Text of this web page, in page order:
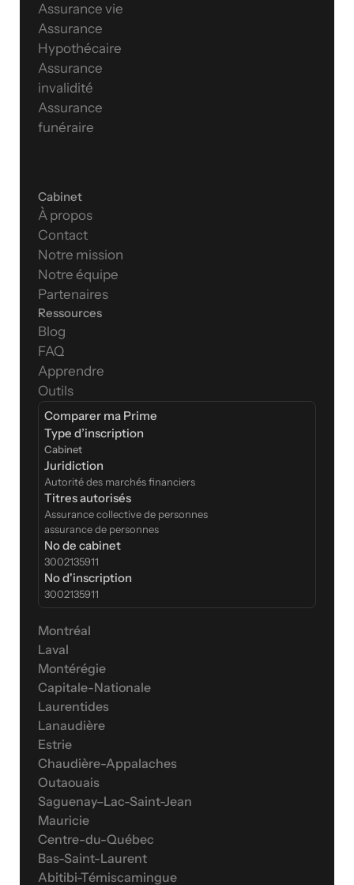
Assurance vie
Assurance
Hypothécaire
Assurance
invalidité
Assurance
funéraire
Cabinet
À propos
Contact
Notre mission
Notre équipe
Partenaires
Ressources
Blog
FAQ
Apprendre
Outils
Comparer ma Prime
Type d’inscription
Cabinet
Juridiction
Autorité des marchés financiers
Titres autorisés
Assurance collective de personnes
assurance de personnes
No de cabinet
3002135911
No d'inscription
3002135911
Montréal
Laval
Montérégie
Capitale-Nationale
Laurentides
Lanaudière
Estrie
Chaudière-Appalaches
Outaouais
Saguenay–Lac-Saint-Jean
Mauricie
Centre-du-Québec
Bas-Saint-Laurent
Abitibi-Témiscamingue